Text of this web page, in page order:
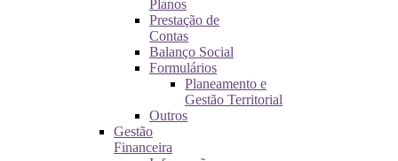
Planos
Prestação de
Contas
Balanço Social
Formulários
Planeamento e
Gestão Territorial
Outros
Gestão
Financeira